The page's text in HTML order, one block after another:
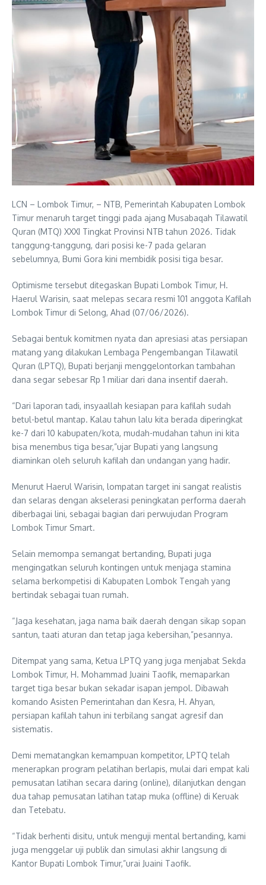
LCN – Lombok Timur, – NTB, Pemerintah Kabupaten Lombok
Timur menaruh target tinggi pada ajang Musabaqah Tilawatil
Quran (MTQ) XXXI Tingkat Provinsi NTB tahun 2026. Tidak
tanggung-tanggung, dari posisi ke-7 pada gelaran
sebelumnya, Bumi Gora kini membidik posisi tiga besar.
Optimisme tersebut ditegaskan Bupati Lombok Timur, H.
Haerul Warisin, saat melepas secara resmi 101 anggota Kafilah
Lombok Timur di Selong, Ahad (07/06/2026).
Sebagai bentuk komitmen nyata dan apresiasi atas persiapan
matang yang dilakukan Lembaga Pengembangan Tilawatil
Quran (LPTQ), Bupati berjanji menggelontorkan tambahan
dana segar sebesar Rp 1 miliar dari dana insentif daerah.
“Dari laporan tadi, insyaallah kesiapan para kafilah sudah
betul-betul mantap. Kalau tahun lalu kita berada diperingkat
ke-7 dari 10 kabupaten/kota, mudah-mudahan tahun ini kita
bisa menembus tiga besar,”ujar Bupati yang langsung
diaminkan oleh seluruh kafilah dan undangan yang hadir.
Menurut Haerul Warisin, lompatan target ini sangat realistis
dan selaras dengan akselerasi peningkatan performa daerah
diberbagai lini, sebagai bagian dari perwujudan Program
Lombok Timur Smart.
Selain memompa semangat bertanding, Bupati juga
mengingatkan seluruh kontingen untuk menjaga stamina
selama berkompetisi di Kabupaten Lombok Tengah yang
bertindak sebagai tuan rumah.
“Jaga kesehatan, jaga nama baik daerah dengan sikap sopan
santun, taati aturan dan tetap jaga kebersihan,”pesannya.
Ditempat yang sama, Ketua LPTQ yang juga menjabat Sekda
Lombok Timur, H. Mohammad Juaini Taofik, memaparkan
target tiga besar bukan sekadar isapan jempol. Dibawah
komando Asisten Pemerintahan dan Kesra, H. Ahyan,
persiapan kafilah tahun ini terbilang sangat agresif dan
sistematis.
Demi mematangkan kemampuan kompetitor, LPTQ telah
menerapkan program pelatihan berlapis, mulai dari empat kali
pemusatan latihan secara daring (online), dilanjutkan dengan
dua tahap pemusatan latihan tatap muka (offline) di Keruak
dan Tetebatu.
“Tidak berhenti disitu, untuk menguji mental bertanding, kami
juga menggelar uji publik dan simulasi akhir langsung di
Kantor Bupati Lombok Timur,”urai Juaini Taofik.